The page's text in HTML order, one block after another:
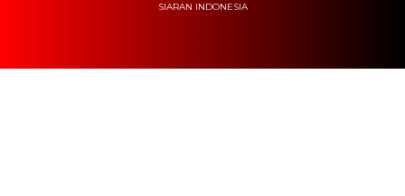
SIARAN INDONESIA